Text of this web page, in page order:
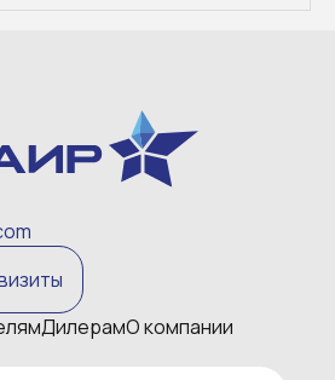
ДилерамО компании